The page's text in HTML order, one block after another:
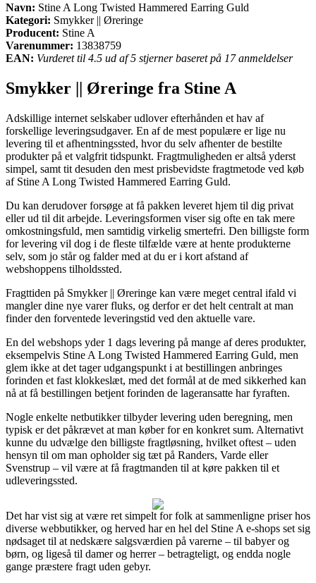
Navn: Stine A Long Twisted Hammered Earring Guld
Kategori: Smykker || Øreringe
Producent: Stine A
Varenummer: 13838759
EAN: Vurderet til 4.5 ud af 5 stjerner baseret på 17 anmeldelser
Smykker || Øreringe fra Stine A
Adskillige internet selskaber udlover efterhånden et hav af
forskellige leveringsudgaver. En af de mest populære er lige nu
levering til et afhentningssted, hvor du selv afhenter de bestilte
produkter på et valgfrit tidspunkt. Fragtmuligheden er altså yderst
simpel, samt tit desuden den mest prisbevidste fragtmetode ved køb
af Stine A Long Twisted Hammered Earring Guld.
Du kan derudover forsøge at få pakken leveret hjem til dig privat
eller ud til dit arbejde. Leveringsformen viser sig ofte en tak mere
omkostningsfuld, men samtidig virkelig smertefri. Den billigste form
for levering vil dog i de fleste tilfælde være at hente produkterne
selv, som jo står og falder med at du er i kort afstand af
webshoppens tilholdssted.
Fragttiden på Smykker || Øreringe kan være meget central ifald vi
mangler dine nye varer fluks, og derfor er det helt centralt at man
finder den forventede leveringstid ved den aktuelle vare.
En del webshops yder 1 dags levering på mange af deres produkter,
eksempelvis Stine A Long Twisted Hammered Earring Guld, men
glem ikke at det tager udgangspunkt i at bestillingen anbringes
forinden et fast klokkeslæt, med det formål at de med sikkerhed kan
nå at få bestillingen betjent forinden de lageransatte har fyraften.
Nogle enkelte netbutikker tilbyder levering uden beregning, men
typisk er det påkrævet at man køber for en konkret sum. Alternativt
kunne du udvælge den billigste fragtløsning, hvilket oftest – uden
hensyn til om man opholder sig tæt på Randers, Varde eller
Svenstrup – vil være at få fragtmanden til at køre pakken til et
udleveringssted.
Det har vist sig at være ret simpelt for folk at sammenligne priser hos
diverse webbutikker, og herved har en hel del Stine A e-shops set sig
nødsaget til at nedskære salgsværdien på varerne – til babyer og
børn, og ligeså til damer og herrer – betragteligt, og endda nogle
gange præstere fragt uden gebyr.